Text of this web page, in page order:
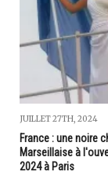
JUILLET 27TH, 2024
France : une noire
Marseillaise à
2024 à Paris